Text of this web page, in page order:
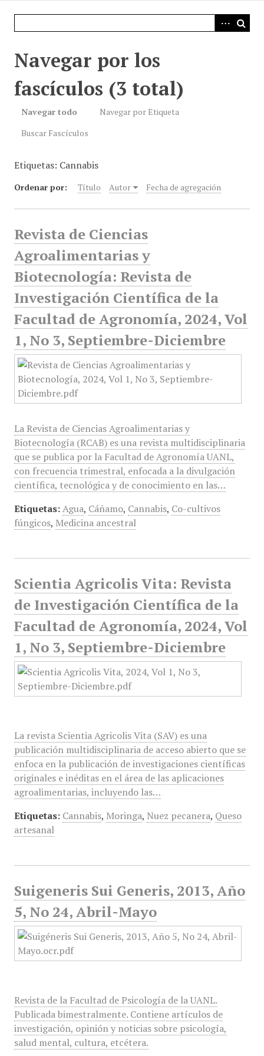
Navegar por los
fascículos (3 total)
Navegar todo
Navegar por Etiqueta
Buscar Fascículos
Etiquetas: Cannabis
Ordenar por: Título Autor Fecha de agregación
Revista de Ciencias
Agroalimentarias y
Biotecnología: Revista de
Investigación Científica de la
Facultad de Agronomía, 2024, Vol
1, No 3, Septiembre-Diciembre
La Revista de Ciencias Agroalimentarias y
Biotecnología (RCAB) es una revista multidisciplinaria
que se publica por la Facultad de Agronomía UANL,
con frecuencia trimestral, enfocada a la divulgación
científica, tecnológica y de conocimiento en las…
Etiquetas: Agua, Cáñamo, Cannabis, Co-cultivos
fúngicos, Medicina ancestral
Scientia Agricolis Vita: Revista
de Investigación Científica de la
Facultad de Agronomía, 2024, Vol
1, No 3, Septiembre-Diciembre
La revista Scientia Agricolis Vita (SAV) es una
publicación multidisciplinaria de acceso abierto que se
enfoca en la publicación de investigaciones científicas
originales e inéditas en el área de las aplicaciones
agroalimentarias, incluyendo las…
Etiquetas: Cannabis, Moringa, Nuez pecanera, Queso
artesanal
Suigeneris Sui Generis, 2013, Año
5, No 24, Abril-Mayo
Revista de la Facultad de Psicología de la UANL.
Publicada bimestralmente. Contiene artículos de
investigación, opinión y noticias sobre psicología,
salud mental, cultura, etcétera.